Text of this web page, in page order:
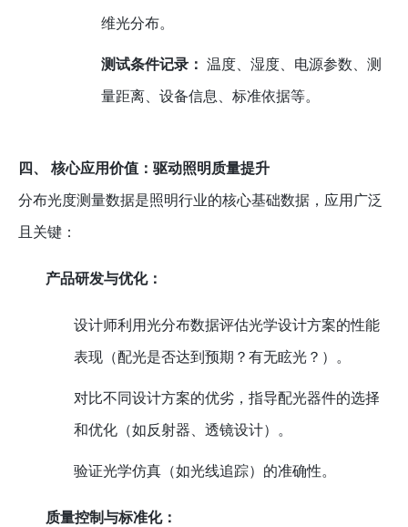
维光分布。
测试条件记录： 温度、湿度、电源参数、测
量距离、设备信息、标准依据等。
四、 核心应用价值：驱动照明质量提升
分布光度测量数据是照明行业的核心基础数据，应用广泛
且关键：
产品研发与优化：
设计师利用光分布数据评估光学设计方案的性能
表现（配光是否达到预期？有无眩光？）。
对比不同设计方案的优劣，指导配光器件的选择
和优化（如反射器、透镜设计）。
验证光学仿真（如光线追踪）的准确性。
质量控制与标准化：